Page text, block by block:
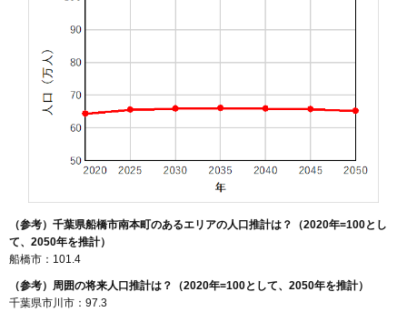
（参考）千葉県船橋市南本町のあるエリアの人口推計は？（2020年=100とし
て、2050年を推計）
船橋市：101.4
（参考）周囲の将来人口推計は？（2020年=100として、2050年を推計）
千葉県市川市：97.3